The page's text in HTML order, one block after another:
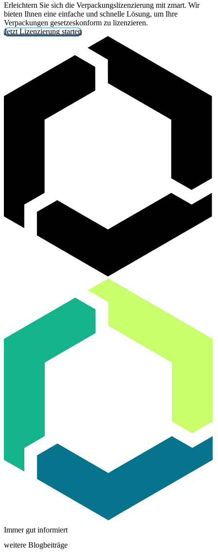
Erleichtern Sie sich die Verpackungslizenzierung mit zmart. Wir
bieten Ihnen eine einfache und schnelle Lösung, um Ihre
Verpackungen gesetzeskonform zu lizenzieren.
Jetzt Lizenzierung starten
Immer gut informiert
weitere Blogbeiträge